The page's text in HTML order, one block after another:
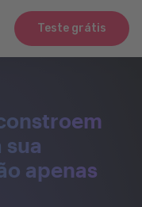
Teste grátis
sua
apenas